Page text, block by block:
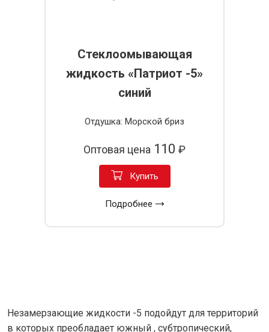
Стеклоомывающая
жидкость «Патриот -5»
синий
Отдушка: Морской бриз
Оптовая цена 110 ₽
Купить
Подробнее
Незамерзающие жидкости -5 подойдут для территорий
в которых преобладает южный , субтропический,